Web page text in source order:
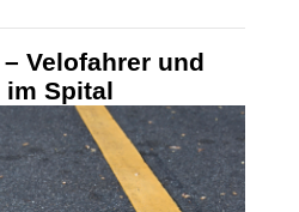
Velofahrer und
Spital